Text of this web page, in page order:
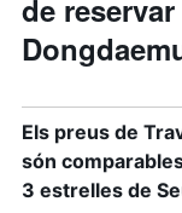
de
Els preus de
són
3 estrelles de